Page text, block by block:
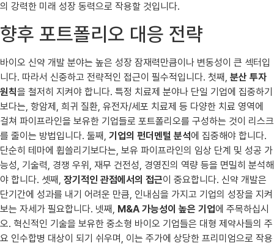
의 강력한 미래 성장 동력으로 작용할 것입니다.
향후 포트폴리오 대응 전략
바이오 신약 개발 분야는 높은 성장 잠재력만큼이나 변동성이 큰 섹터입
니다. 따라서 신중하고 전략적인 접근이 필수적입니다. 첫째, 분산 투자
원칙을 철저히 지켜야 합니다. 특정 치료제 분야나 단일 기업에 집중하기
보다는, 항암제, 희귀 질환, 유전자/세포 치료제 등 다양한 치료 영역에
걸쳐 파이프라인을 보유한 기업들로 포트폴리오를 구성하는 것이 리스크
를 줄이는 방법입니다. 둘째, 기업의 펀더멘털 분석에 집중해야 합니다.
단순히 테마에 휩쓸리기보다는, 보유 파이프라인의 임상 단계 및 성공 가
능성, 기술력, 경쟁 우위, 재무 건전성, 경영진의 역량 등을 면밀히 분석해
야 합니다. 셋째, 장기적인 관점에서의 접근이 중요합니다. 신약 개발은
단기간에 성과를 내기 어려운 만큼, 인내심을 가지고 기업의 성장을 지켜
보는 자세가 필요합니다. 넷째, M&A 가능성이 높은 기업에 주목하십시
오. 혁신적인 기술을 보유한 중소형 바이오 기업들은 대형 제약사들의 주
요 인수합병 대상이 되기 쉬우며, 이는 주가에 상당한 프리미엄으로 작용